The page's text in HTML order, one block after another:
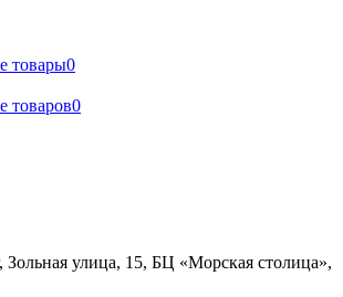
товары0
товаров0
Зольная улица, 15, БЦ «Морская столица»,